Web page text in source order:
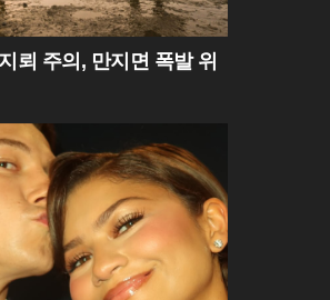
뢰 주의, 만지면 폭발 위